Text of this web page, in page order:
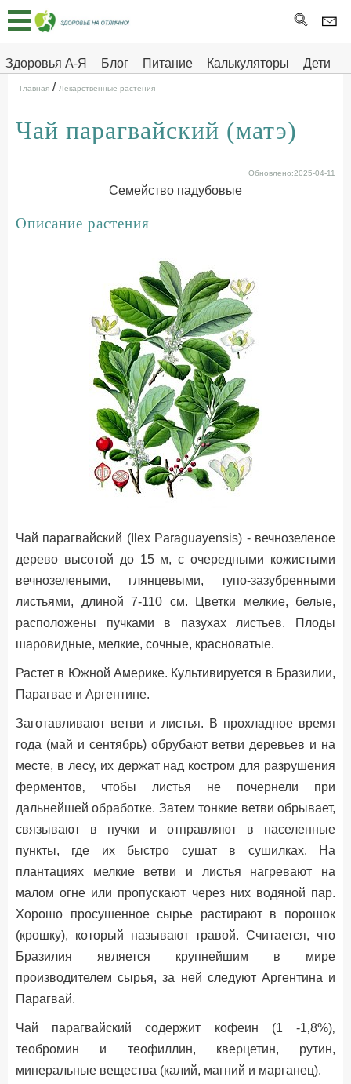
Здоровья А-Я Блог Питание Калькуляторы
Дети
Здоровье на отлично
Главная
Тесты
Про
ДЕТЯМ
Главная / Лекарственные растения
Чай парагвайский (матэ)
Обновлено:2025-04-11
Семейство падубовые
Описание растения
Чай парагвайский (Ilex Paraguayensis) - вечнозеленое
дерево высотой до 15 м, с очередными кожиcтыми
вечнозелеными, глянцевыми, тупо-зазубренными
листьями, длиной 7-110 см. Цветки мелкие, белые,
расположены пучками в пазухах листьев. Плоды
шаровидные, мелкие, сочные, красноватые.
Растет в Южной Америке. Культивируется в Бразилии,
Парагвае и Аргентине.
Заготавливают ветви и листья. В прохладное время
года (май и сентябрь) обрубают ветви деревьев и на
месте, в лесу, их держат над костром для разрушения
ферментов‚ чтобы листья не почернели при
дальнейшей обработке. Затем тонкие ветви обрывает,
связывают в пучки и отправляют в населенные
пункты, где их быстро сушат в сушилках. На
плантациях мелкие ветви и листья нагревают на
малом огне или пропускают через них водяной пар.
Хорошо просушенное сырье растирают в порошок
(крошку), который называют травой. Считается, что
Бразилия является крупнейшим в мире
производителем сырья, за ней следуют Аргентина и
Парагвай.
Чай парагвайский содержит кофеин (1 -1‚8%)‚
теобромин и теофиллин, кверцетин, рутин,
минеральные вещества (калий, магний и марганец).